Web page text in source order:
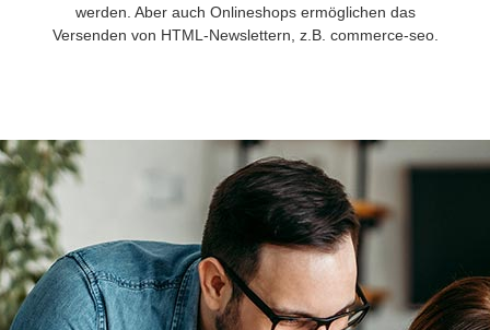
werden. Aber auch Onlineshops ermöglichen das
Versenden von HTML-Newslettern, z.B. commerce-seo.